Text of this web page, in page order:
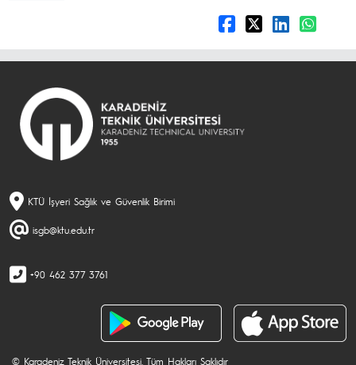
KTÜ İşyeri Sağlık ve Güvenlik Birimi
isgb@ktu.edu.tr
+90 462 377 3761
© Karadeniz Teknik Üniversitesi. Tüm Hakları Saklıdır